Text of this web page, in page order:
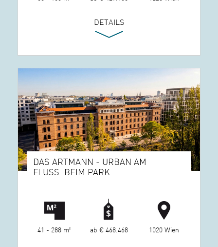
DETAILS
DAS ARTMANN - URBAN AM
FLUSS. BEIM PARK.
41 - 288 m² ab € 468.468 1020 Wien